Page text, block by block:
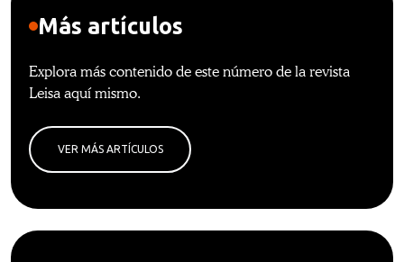
Más artículos
Explora más contenido de este número de la revista
Leisa aquí mismo.
VER MÁS ARTÍCULOS